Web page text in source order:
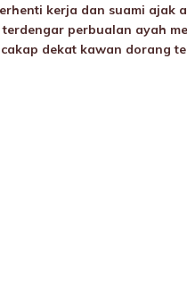
kerja dan suami ajak
perbualan ayah
dekat kawan dorang